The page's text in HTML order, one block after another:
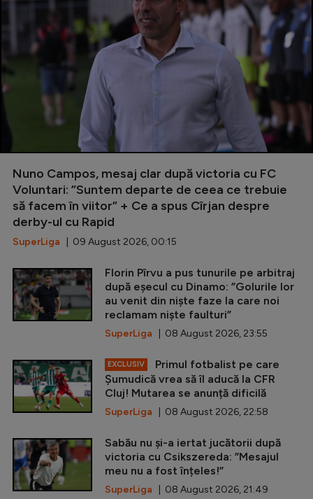
Nuno Campos, mesaj clar după victoria cu FC
Voluntari: ”Suntem departe de ceea ce trebuie
să facem în viitor” + Ce a spus Cîrjan despre
derby-ul cu Rapid
SuperLiga | 09 August 2026, 00:15
Florin Pîrvu a pus tunurile pe arbitraj
după eșecul cu Dinamo: ”Golurile lor
au venit din niște faze la care noi
reclamam niște faulturi”
SuperLiga | 08 August 2026, 23:55
EXCLUSIV
Primul fotbalist pe care
Șumudică vrea să îl aducă la CFR
Cluj! Mutarea se anunță dificilă
SuperLiga | 08 August 2026, 22:58
Sabău nu și-a iertat jucătorii după
victoria cu Csikszereda: ”Mesajul
meu nu a fost înțeles!”
SuperLiga | 08 August 2026, 21:49